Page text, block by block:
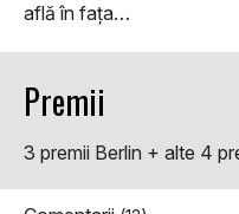
află în fața…
Premii
3 premii Berlin + alte 4